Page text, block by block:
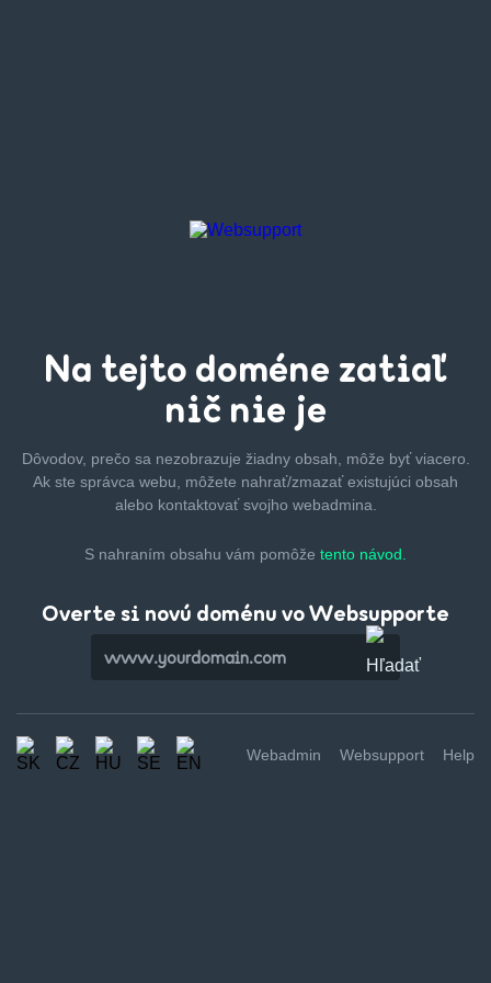
Na tejto doméne zatiaľ
nič nie je
Dôvodov, prečo sa nezobrazuje žiadny obsah, môže byťviacero.
Ak ste správca webu, môžete nahrať/zmazaťexistujúci obsah
alebo kontaktovať svojho webadmina.
S nahraním obsahu vám pomôže tento návod.
Overte si novú doménu vo Websupporte
Webadmin Websupport Help